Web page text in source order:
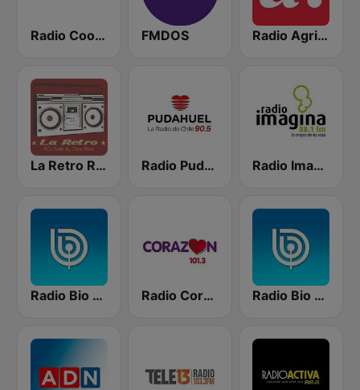
Radio Cooperativa FMDOS Radio Agricultura
La Retro Radio Radio Pudahuel Radio Imagina
Radio Bio Bio Santiago Radio Corazón FM Radio Bio Bio Concepción